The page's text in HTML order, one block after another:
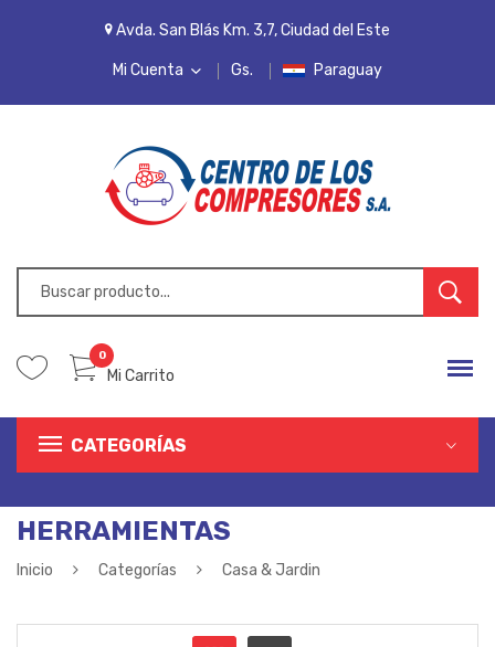
Avda. San Blás Km. 3,7, Ciudad del Este
Mi Cuenta
MI CUENTA
LISTA DE DESEOS
PEDIDOS
INICIAR SESIÓN
REGISTRARSE
Gs. Paraguay
Mi Carrito
0
CATEGORÍAS
HERRAMIENTAS
Inicio Categorías Casa & Jardin